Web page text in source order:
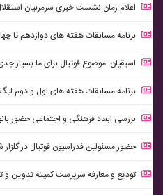
اعلام زمان نشست خبری سرمربیان
برنامه مسابقات هفته های دوازدهم تا
اسبقیان: موضوع فوتبال برای ما بسیار
برنامه مسابقات هفته های اول و دوم ليگ
بررسی ابعاد فرهنگی و اجتماعی حضور
حضور مسئولین فدراسیون فوتبال در گلزار
تودیع و معارفه سرپرست کمیته تدوین و